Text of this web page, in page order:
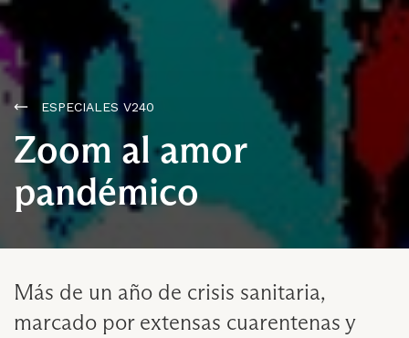
ESPECIALES V240
Zoom al amor
pandémico
Más de un año de crisis sanitaria,
marcado por extensas cuarentenas y